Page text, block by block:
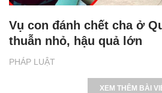
PHÁP LUẬT
Vụ con đánh chết cha ở
thuẫn nhỏ, hậu quả lớn
XEM THÊM BÀI